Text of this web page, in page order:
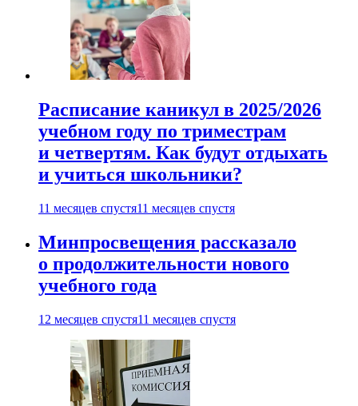
Расписание каникул в 2025/2026
учебном году по триместрам
и четвертям. Как будут отдыхать
и учиться школьники?
11 месяцев спустя11 месяцев спустя
Минпросвещения рассказало
о продолжительности нового
учебного года
12 месяцев спустя11 месяцев спустя